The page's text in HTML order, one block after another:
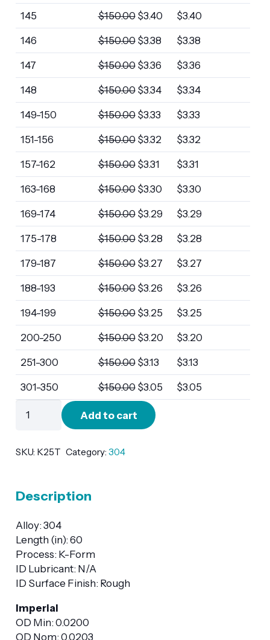
145 $150.00 $3.40 $3.40
146 $150.00 $3.38 $3.38
147 $150.00 $3.36 $3.36
148 $150.00 $3.34 $3.34
149-150 $150.00 $3.33 $3.33
151-156 $150.00 $3.32 $3.32
157-162 $150.00 $3.31 $3.31
163-168 $150.00 $3.30 $3.30
169-174 $150.00 $3.29 $3.29
175-178 $150.00 $3.28 $3.28
179-187 $150.00 $3.27 $3.27
188-193 $150.00 $3.26 $3.26
194-199 $150.00 $3.25 $3.25
200-250 $150.00 $3.20 $3.20
251-300 $150.00 $3.13 $3.13
301-350 $150.00 $3.05 $3.05
quantity
Add to cart
SKU: K25T Category: 304
Description
Alloy: 304
Length (in): 60
Process: K-Form
ID Lubricant: N/A
ID Surface Finish: Rough
Imperial
OD Min: 0.0200
OD Nom: 0.0203